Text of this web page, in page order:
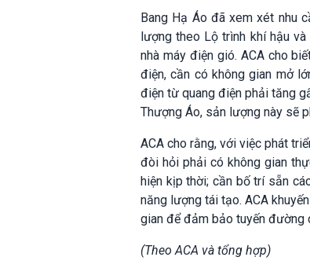
Bang Hạ Áo đã xem xét nhu
lượng theo Lộ trình khí hậu
nhà máy điện gió. ACA cho
điện, cần có không gian mở
điện từ quang điện phải tăng
Thượng Áo, sản lượng này sẽ
ACA cho rằng, với việc phát
đòi hỏi phải có không gian
hiện kịp thời; cần bố trí sẵn
năng lượng tái tạo. ACA
gian để đảm bảo tuyến đường
(Theo ACA và tổng hợp)